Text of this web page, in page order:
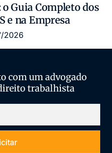
Guia Completo dos
e na Empresa
2026
com um advogado
trabalhista